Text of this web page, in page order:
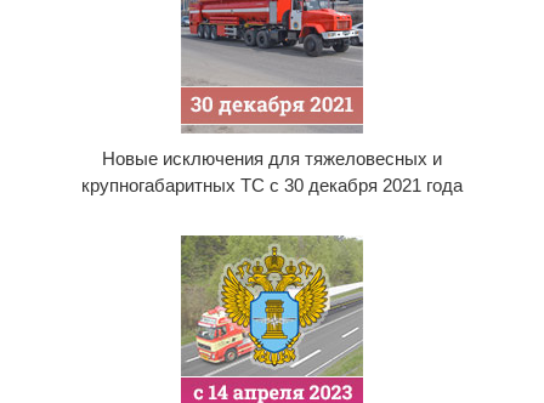
Новые исключения для тяжеловесных и
крупногабаритных ТС с 30 декабря 2021 года